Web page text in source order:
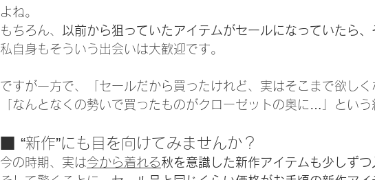
よね。
もちろん、
以前から狙っていたアイテムがセールになっていたら、
私自身もそういう出会いは大歓迎です。
ですが一方で、「セールだから買ったけれど、実はそこまで欲しく
「なんとなくの勢いで買ったものがクローゼットの奥に…」という
■ “新作”にも目を向けてみませんか？
今の時期、実は今から着れる秋を意識した新作アイテムも少しずつ